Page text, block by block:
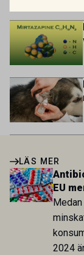
LÄS MER
EU
Medan
2024